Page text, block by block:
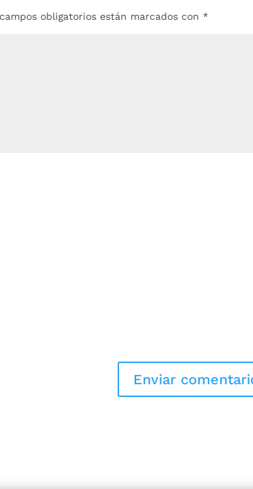
obligatorios están marcados con *